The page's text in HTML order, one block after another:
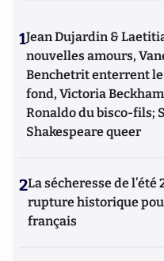
1Jean Dujardin &
nouvelles amours,
Benchetrit enterrent
fond, Victoria
Ronaldo du bisco-fils;
Shakespeare queer
2La sécheresse de
rupture historique
français